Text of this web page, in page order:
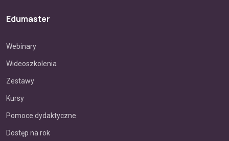
Edumaster
Webinary
Wideoszkolenia
Zestawy
Kursy
Pomoce dydaktyczne
Dostęp na rok